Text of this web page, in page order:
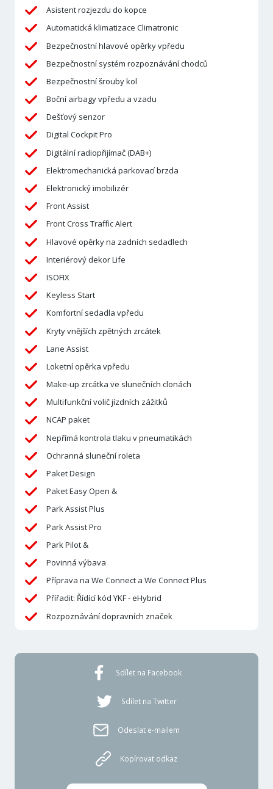
Asistent rozjezdu do kopce
Automatická klimatizace Climatronic
Bezpečnostní hlavové opěrky vpředu
Bezpečnostní systém rozpoznávání chodců
Bezpečnostní šrouby kol
Boční airbagy vpředu a vzadu
Dešťový senzor
Digital Cockpit Pro
Digitální radiopřijímač (DAB+)
Elektromechanická parkovací brzda
Elektronický imobilizér
Front Assist
Front Cross Traffic Alert
Hlavové opěrky na zadních sedadlech
Interiérový dekor Life
ISOFIX
Keyless Start
Komfortní sedadla vpředu
Kryty vnějších zpětných zrcátek
Lane Assist
Loketní opěrka vpředu
Make-up zrcátka ve slunečních clonách
Multifunkční volič jízdních zážitků
NCAP paket
Nepřímá kontrola tlaku v pneumatikách
Ochranná sluneční roleta
Paket Design
Paket Easy Open &
Park Assist Plus
Park Assist Pro
Park Pilot &
Povinná výbava
Příprava na We Connect a We Connect Plus
Přířadit: Řídící kód YKF - eHybrid
Rozpoznávání dopravních značek
Sdílet na Facebook
Sdílet na Twitter
Odeslat e-mailem
Kopírovat odkaz